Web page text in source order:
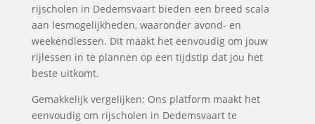
rijscholen in Dedemsvaart bieden een breed scala
aan lesmogelijkheden, waaronder avond- en
weekendlessen. Dit maakt het eenvoudig om jouw
rijlessen in te plannen op een tijdstip dat jou het
beste uitkomt.
Gemakkelijk vergelijken: Ons platform maakt het
eenvoudig om rijscholen in Dedemsvaart te